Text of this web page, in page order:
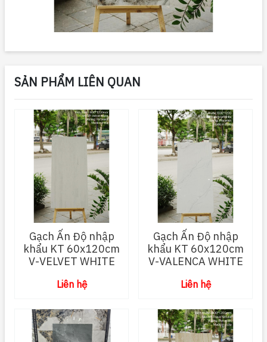
SẢN PHẨM LIÊN QUAN
Gạch Ấn Độ nhập
khẩu KT 60x120cm
V-VELVET WHITE
Liên hệ
Gạch Ấn Độ nhập
khẩu KT 60x120cm
V-VALENCA WHITE
Liên hệ